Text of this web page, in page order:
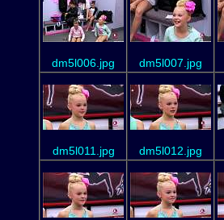
dm5l006.jpg dm5l007.jpg
dm5l011.jpg dm5l012.jpg